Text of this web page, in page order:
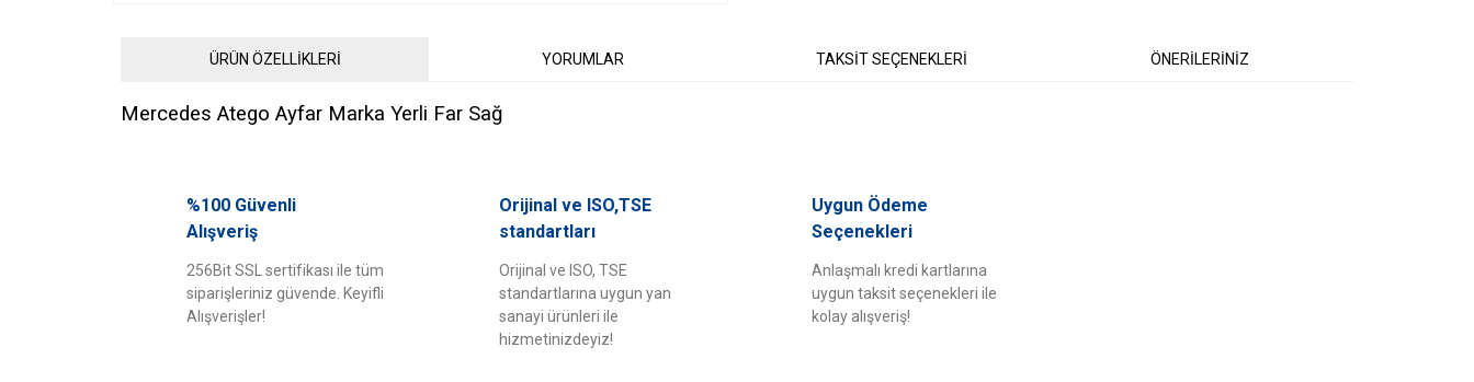
ÜRÜN ÖZELLİKLERİ YORUMLAR TAKSİT SEÇENEKLERİ ÖNERİLERİNİZ
Mercedes Atego Ayfar Marka Yerli Far Sağ
Bu ürüne ilk yorumu siz yapın!
Görüş ve önerileriniz için teşekkür ederiz.
Ürün bilgilerinde hatalar bulunuyor.
%100 Güvenli
Alışveriş
256Bit SSL sertifikası ile tüm
siparişleriniz güvende. Keyifli
Alışverişler!
Orijinal ve ISO,TSE
standartları
Orijinal ve ISO, TSE
standartlarına uygun yan
sanayi ürünleri ile
hizmetinizdeyiz!
Uygun Ödeme
Seçenekleri
Anlaşmalı kredi kartlarına
uygun taksit seçenekleri ile
kolay alışveriş!